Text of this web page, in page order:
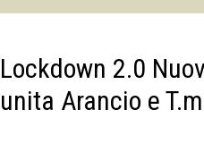
Lockdown 2.0
unita Arancio e